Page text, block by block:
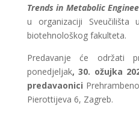
Trends in Metabolic
u organizaciji Sveučilišta
biotehnološkog fakulteta.
Predavanje će održati
ponedjeljak, 30. ožujka
predavaonici
Pierottijeva 6, Zagreb.